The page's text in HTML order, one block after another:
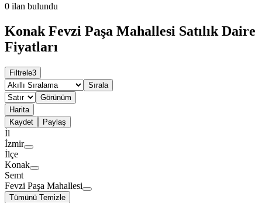
0 ilan bulundu
Konak Fevzi Paşa Mahallesi Satılık Daire
Fiyatları
Filtrele3
Sırala
Görünüm
Harita
Kaydet
Paylaş
İl
İzmir
İlçe
Konak
Semt
Fevzi Paşa Mahallesi
Tümünü Temizle